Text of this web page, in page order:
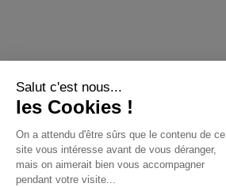
Salut c'est nous...
les Cookies !
On a attendu d'être sûrs que le contenu de ce
site vous intéresse avant de vous déranger,
mais on aimerait bien vous accompagner
pendant votre visite...